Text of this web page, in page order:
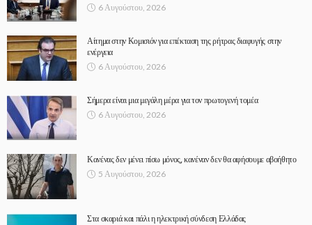
6 Αυγούστου, 2026
Αίτημα στην Κομισιόν για επέκταση της ρήτρας διαφυγής στην
ενέργεια
6 Αυγούστου, 2026
Σήμερα είναι μια μεγάλη μέρα για τον πρωτογενή τομέα
6 Αυγούστου, 2026
Κανένας δεν μένει πίσω μόνος, κανέναν δεν θα αφήσουμε αβοήθητο
5 Αυγούστου, 2026
Στα σκαριά και πάλι η ηλεκτρική σύνδεση Ελλάδας